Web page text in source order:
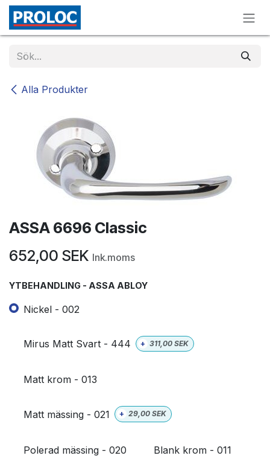
Hoppa till innehåll
Alla Produkter
ASSA 6696 Classic
652,00 SEK Ink.moms
YTBEHANDLING - ASSA ABLOY
Nickel - 002
Mirus Matt Svart - 444 + 311,00 SEK
Matt krom - 013
Matt mässing - 021 + 29,00 SEK
Polerad mässing - 020 Blank krom - 011